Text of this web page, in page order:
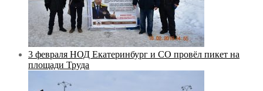
3 февраля НОД Екатеринбург и СО провёл пикет на
площади Труда